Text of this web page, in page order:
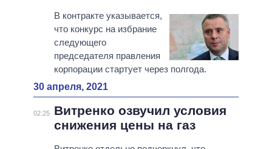
В контракте указывается,
что конкурс на избрание
следующего
председателя правления
корпорации стартует через полгода.
30 апреля, 2021
02:25
Витренко озвучил условия
снижения цены на газ